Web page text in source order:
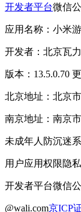
开发者平台微信
应用名称：小米
开发者：北京瓦
版本：13.5.0.70
北京地址：北京
南京地址：南京
未成年人防沉迷
用户应用权限隐
开发者平台微信
@wali.com京ICP